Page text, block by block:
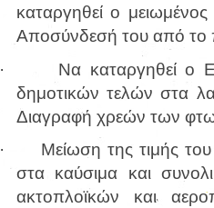
καταργηθεί ο
Αποσύνδεσή του από το
· Να καταργηθεί ο
δημοτικών τελών στα
Διαγραφή χρεών των
· Μείωση της τιμής του
στα καύσιμα και
ακτοπλοϊκών και